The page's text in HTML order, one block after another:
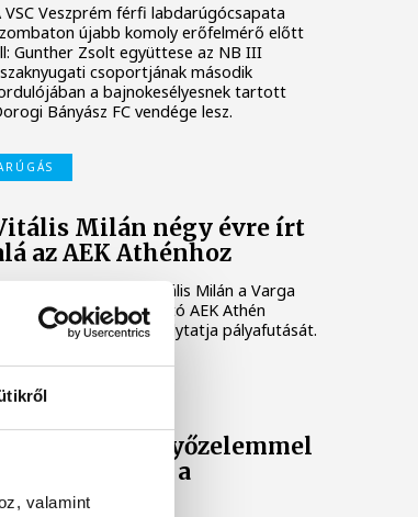
valamint
VSC Veszprém férfi labdarúgócsapata
újabb komoly erőfelmérő előtt
Gunther Zsolt együttese az NB III
csoportjának második
a bajnokesélyesnek tartott
Bányász FC vendége lesz.
Milán négy évre írt
az AEK Athénhoz
A magyar válogatott Vitális Milán a Varga
Barnabást is foglalkoztató AEK Athén
labdarúgócsapatában folytatja pályafutását.
Gulácsi Péter győzelemmel
mutatkozott be a